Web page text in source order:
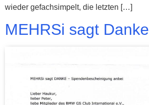
wieder gefachsimpelt, die letzten […]
MEHRSi sagt Danke